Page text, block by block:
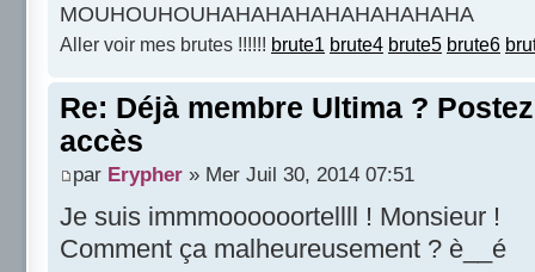
MOUHOUHOUHAHAHAHAHAHAHAHAHA
Aller voir mes brutes !!!!!! brute1 brute4 brute5 brute6
Re: Déjà membre Ultima ?
accès
par Erypher » Mer Juil 30, 2014 07:51
Je suis immmoooooortellll ! Monsieur !
Comment ça malheureusement ? è__é